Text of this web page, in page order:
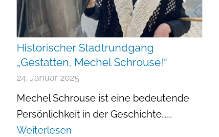
Historischer Stadtrundgang
„Gestatten, Mechel Schrouse!“
24. Januar 2025
Mechel Schrouse ist eine bedeutende
Persönlichkeit in der Geschichte…...
Weiterlesen